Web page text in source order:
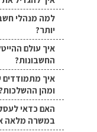
למה מנהלי
יותר?
איך עולם
החשבונות?
איך מתמודדים
ומהן ההשלכות?
האם כדאי
במשרה מלאה